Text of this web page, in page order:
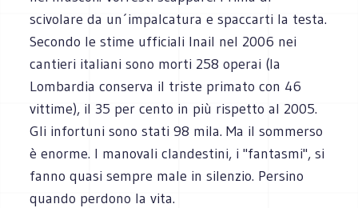
scivolare da un´impalcatura e spaccarti la testa.
Secondo le stime ufficiali Inail nel 2006 nei
cantieri italiani sono morti 258 operai (la
Lombardia conserva il triste primato con 46
vittime), il 35 per cento in più rispetto al 2005.
Gli infortuni sono stati 98 mila. Ma il sommerso
è enorme. I manovali clandestini, i "fantasmi", si
fanno quasi sempre male in silenzio. Persino
quando perdono la vita.